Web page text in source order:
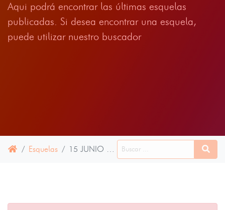
Aqui podrá encontrar las últimas esquelas
publicadas. Si desea encontrar una esquela,
puede utilizar nuestro buscador
Esquelas 15 JUNIO 2024